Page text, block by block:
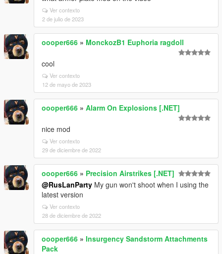
Ver contexto
2 de julio de 2023
oooper666 » MonckozB1 Euphoria ragdoll
cool
Ver contexto
12 de mayo de 2023
oooper666 » Alarm On Explosions [.NET]
nice mod
Ver contexto
29 de diciembre de 2022
oooper666 » Precision Airstrikes [.NET]
@RusLanParty My gun won't shoot when I using the
latest version
Ver contexto
28 de diciembre de 2022
oooper666 » Insurgency Sandstorm Attachments
Pack